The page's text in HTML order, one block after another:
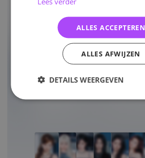
ALLES ACCEPTEREN
ALLES AFWIJZEN
DETAILS WEERGEVEN